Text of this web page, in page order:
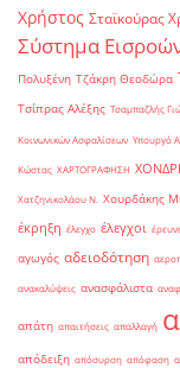
Χρήστος Σταϊκούρας
Σύστημα
Πολυξένη Τζάκρη Θεοδώρα
Τσίπρας Αλέξης Τσαμπαζλής
Κοινωνικών Ασφαλίσεων Υπουργό
Κώστας ΧΑΡΤΟΓΡΑΦΗΣΗ
Χατζηνικολάου Ν. Χουρδάκης
έκρηξη έλεγχο έλεγχοι
αγωγός αδειοδότηση
ανακαλύψεις ανασφάλιστα
απάτη απαιτήσεις απαλλαγή
απόδειξη απόσυρση απόφαση